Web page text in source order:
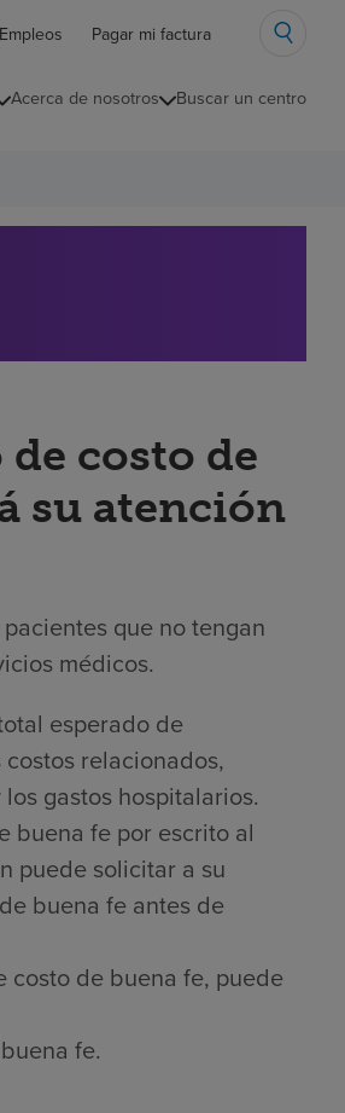
Empleos Pagar mi factura
Acerca de nosotros Buscar un centro
costo de
su atención
que no tengan
médicos.
esperado de
relacionados,
gastos hospitalarios.
buena fe por escrito al
puede solicitar a su
buena fe antes de
costo de buena fe, puede
fe.